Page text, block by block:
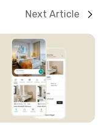
Next Article